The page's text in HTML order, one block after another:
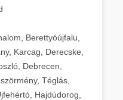
Berettyóújfalu,
Karcag, Derecske,
Debrecen,
Téglás,
Hajdúdorog,